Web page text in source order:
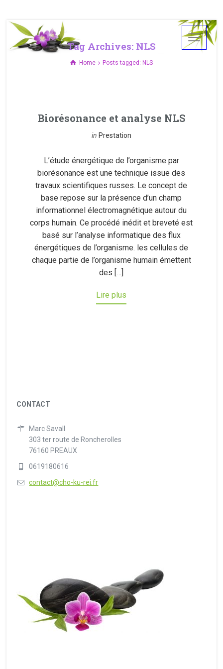
Tag Archives: NLS
Home Posts tagged: NLS
Biorésonance et analyse NLS
in Prestation
L’étude énergétique de l’organisme par
biorésonance est une technique issue des
travaux scientifiques russes. Le concept de
base repose sur la présence d’un champ
informationnel électromagnétique autour du
corps humain. Ce procédé inédit et breveté est
basé sur l’analyse informatique des flux
énergétiques de l’organisme. les cellules de
chaque partie de l’organisme humain émettent
des […]
Lire plus
CONTACT
Marc Savall
303 ter route de Roncherolles
76160 PREAUX
0619180616
contact@cho-ku-rei.fr